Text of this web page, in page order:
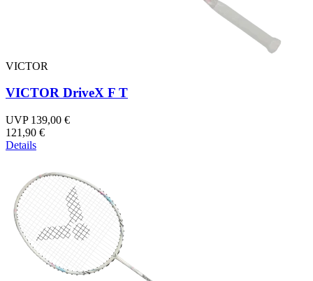
VICTOR
VICTOR DriveX F T
UVP 139,00 €
121,90 €
Details